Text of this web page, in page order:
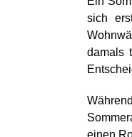
sich
damals
einen